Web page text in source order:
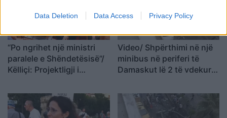
Data Deletion Data Access Privacy Policy
“Po ngrihet një ministri
paralele e Shëndetësisë”/
Këlliçi: Projektligji i
monopolit, SPAK të
ndërhyjë
Video/ Shpërthimi në një
minibus në periferi të
Damaskut lë 2 të vdekur